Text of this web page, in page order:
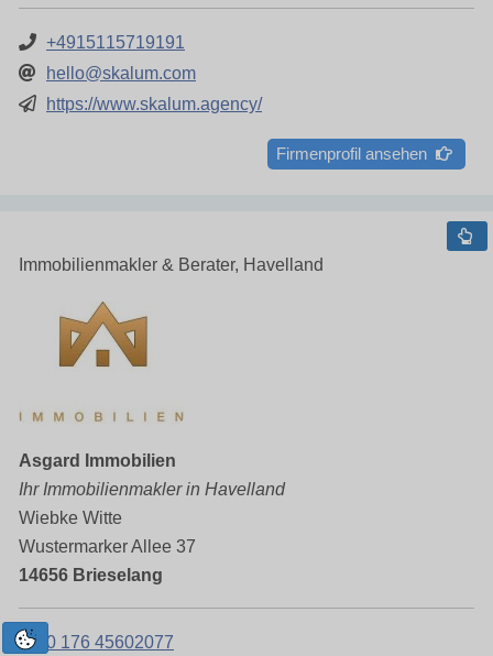
+4915115719191
hello@skalum.com
https://www.skalum.agency/
Firmenprofil ansehen
Immobilienmakler & Berater, Havelland
Asgard Immobilien
Ihr Immobilienmakler in Havelland
Wiebke Witte
Wustermarker Allee 37
14656 Brieselang
0 176 45602077